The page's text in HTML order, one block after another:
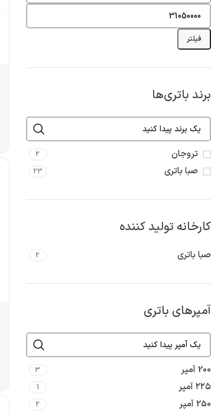
فیلتر
برند باتری‌ها
تروجان 2
صبا باتری 23
کارخانه تولید کننده
صبا باتری 2
آمپرهای باتری
200 آمپر 3
۲۲۵ آمپر 1
250 آمپر 2